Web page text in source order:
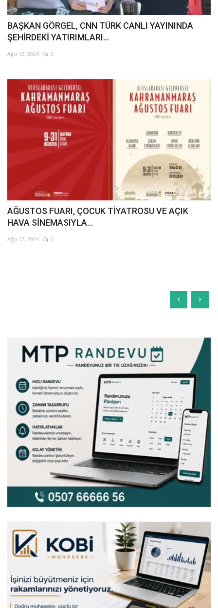
BAŞKAN GÖRGEL, CNN TÜRK CANLI YAYININDA
ŞEHİRDEKİ YATIRIMLARI...
Ağu 12, 2024 0
AĞUSTOS FUARI, ÇOCUK TİYATROSU VE AÇIK
HAVA SİNEMASIYLA...
Ağu 12, 2024 0
‹ ›